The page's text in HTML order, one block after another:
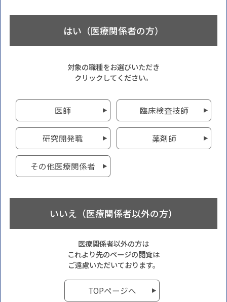
はい（医療関係者の方）
対象の職種をお選びいただき
クリックしてください。
医師 臨床検査技師
研究開発職 薬剤師
その他医療関係者
いいえ（医療関係者以外の方）
医療関係者以外の方は
これより先のページの閲覧は
ご遠慮いただいております。
TOPページへ